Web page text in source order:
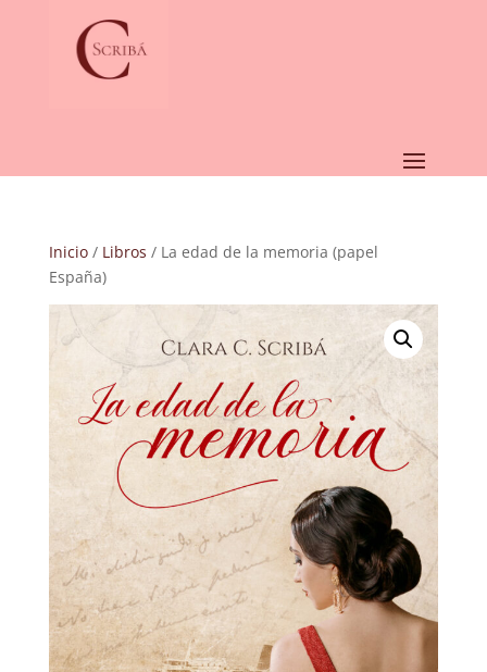
Inicio/ Libros / La edad de la memoria (papel
España)